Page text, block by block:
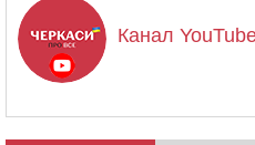
Канал